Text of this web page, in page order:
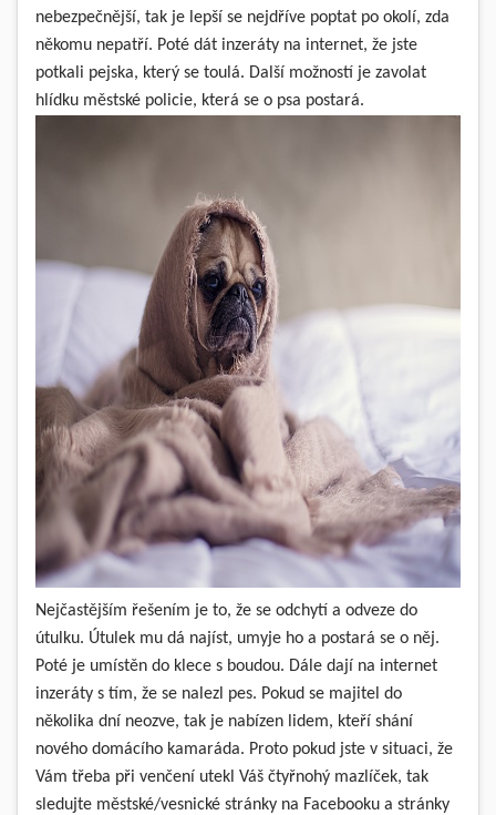
nebezpečnější, tak je lepší se nejdříve poptat po okolí, zda
někomu nepatří. Poté dát inzeráty na internet, že jste
potkali pejska, který se toulá. Další možností je zavolat
hlídku městské policie, která se o psa postará.
Nejčastějším řešením je to, že se odchytí a odveze do
útulku. Útulek mu dá najíst, umyje ho a postará se o něj.
Poté je umístěn do klece s boudou. Dále dají na internet
inzeráty s tím, že se nalezl pes. Pokud se majitel do
několika dní neozve, tak je nabízen lidem, kteří shání
nového domácího kamaráda. Proto pokud jste v situaci, že
Vám třeba při venčení utekl Váš čtyřnohý mazlíček, tak
sledujte městské/vesnické stránky na Facebooku a stránky